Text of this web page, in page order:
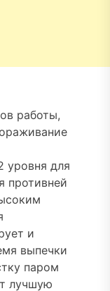
работы,
уровня для
противней
и
выпечки
паром
лучшую